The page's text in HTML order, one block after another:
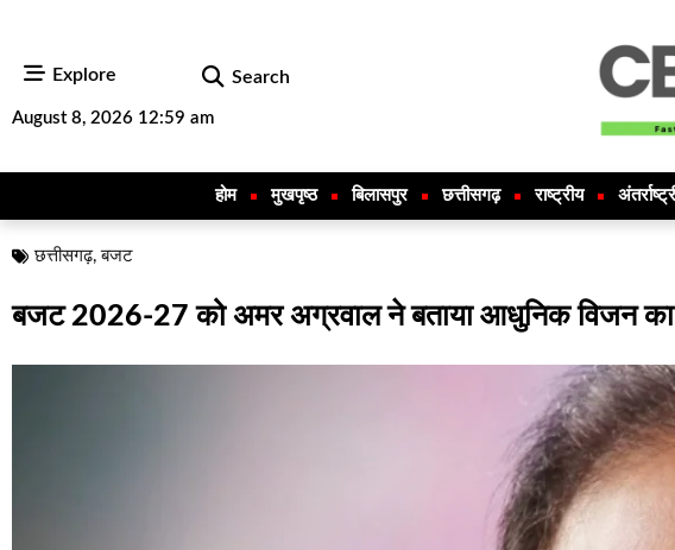
Explore Search
August 8, 2026 12:59 am
होम मुखपृष्ठ बिलासपुर छत्तीसगढ़ राष्ट्रीय
छत्तीसगढ़,बजट
बजट 2026-27 को अमर अग्रवाल ने बताया आधुनिक विजन